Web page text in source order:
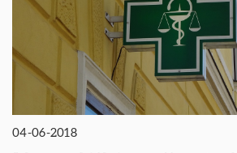
04-06-2018